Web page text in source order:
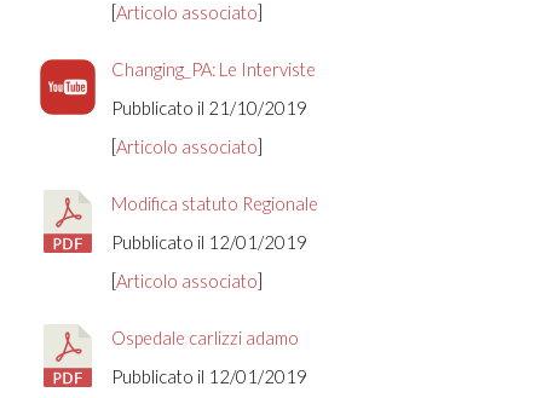
[Articolo associato]
Changing_PA: Le Interviste
Pubblicato il 21/10/2019
[Articolo associato]
Modifica statuto Regionale
Pubblicato il 12/01/2019
[Articolo associato]
Ospedale carlizzi adamo
Pubblicato il 12/01/2019